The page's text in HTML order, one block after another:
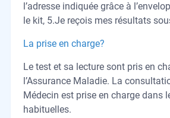
l’adresse indiquée grâce à
le kit, 5.Je reçois mes résultats
La prise en charge?
Le test et sa lecture sont pris en
l’Assurance Maladie. La
Médecin est prise en charge dans
habituelles.